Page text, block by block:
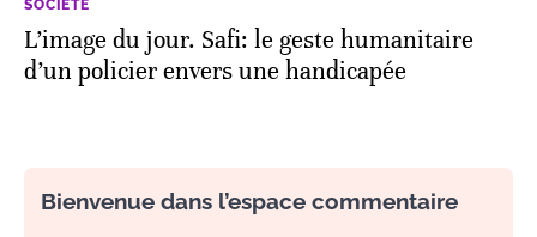
SOCIÉTÉ
L’image du jour. Safi: le geste humanitaire
d’un policier envers une handicapée
Bienvenue dans l’espace commentaire